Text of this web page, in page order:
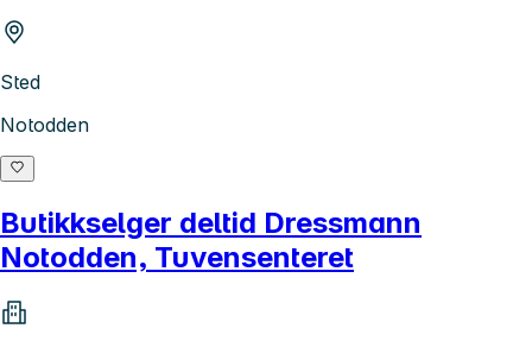
Sted
Notodden
Butikkselger deltid Dressmann
Notodden, Tuvensenteret